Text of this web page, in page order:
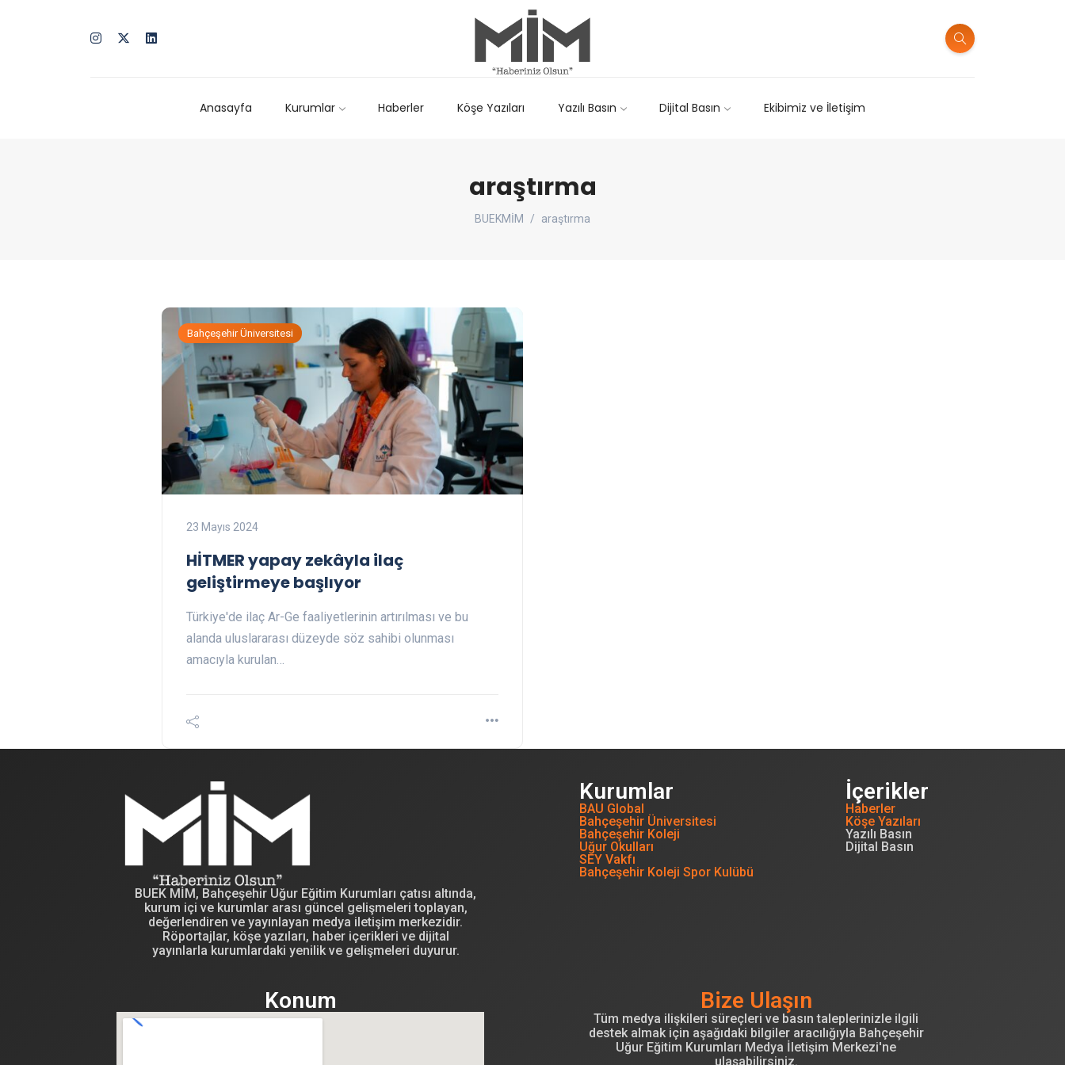
Anasayfa Kurumlar Haberler Köşe Yazıları Yazılı Basın Dijital Basın Ekibimiz ve İletişim
araştırma
BUEKMİM araştırma
Bahçeşehir Üniversitesi
23 Mayıs 2024
HİTMER yapay zekâyla ilaç
geliştirmeye başlıyor
Türkiye'de ilaç Ar-Ge faaliyetlerinin artırılması ve bu
alanda uluslararası düzeyde söz sahibi olunması
amacıyla kurulan…
BUEK MİM, Bahçeşehir Uğur Eğitim Kurumları çatısı altında,
kurum içi ve kurumlar arası güncel gelişmeleri toplayan,
değerlendiren ve yayınlayan medya iletişim merkezidir.
Röportajlar, köşe yazıları, haber içerikleri ve dijital
yayınlarla kurumlardaki yenilik ve gelişmeleri duyurur.
Kurumlar
BAU Global
Bahçeşehir Üniversitesi
Bahçeşehir Koleji
Uğur Okulları
SEY Vakfı
Bahçeşehir Koleji Spor Kulübü
İçerikler
Haberler
Köşe Yazıları
Yazılı Basın
Dijital Basın
Konum Bize Ulaşın
Tüm medya ilişkileri süreçleri ve basın taleplerinizle ilgili
destek almak için aşağıdaki bilgiler aracılığıyla Bahçeşehir
Uğur Eğitim Kurumları Medya İletişim Merkezi'ne
ulaşabilirsiniz.